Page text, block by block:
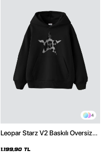
4
Leopar Starz V2 Baskılı Oversize
1.199,90 TL